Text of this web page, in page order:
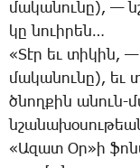
մա­կա­նու­նը), —
կը նո­ւի­րեն…
«­Տէր եւ տի­կին,
մա­կա­նու­նը), եւ
ծնող­քին ա­նուն-
«Ա­զատ Օր»ի